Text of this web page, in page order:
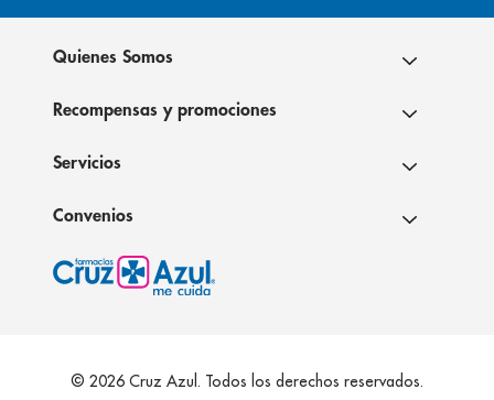
Quienes Somos
Recompensas y promociones
Servicios
Convenios
© 2026 Cruz Azul. Todos los derechos reservados.